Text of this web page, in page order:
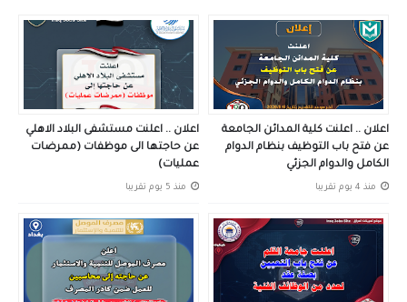
اعلان .. اعلنت كلية المدائن الجامعة
عن فتح باب التوظيف بنظام الدوام
الكامل والدوام الجزئي
منذ 4 يوم تقريبا
اعلان .. اعلنت مستشفى البلاد الاهلي
عن حاجتها الى موظفات (ممرضات
عمليات)
منذ 5 يوم تقريبا